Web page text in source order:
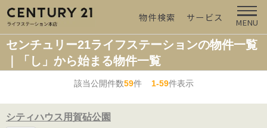
物件検索 サービス MENU
センチュリー21ライフステーションの物件一覧
｜「し」から始まる物件一覧
該当公開件数59件1-59件表示
シティハウス用賀砧公園